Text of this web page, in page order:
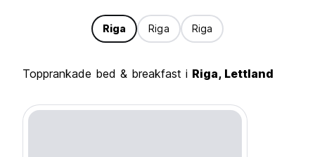
Riga Riga Riga
Topprankade bed & breakfast i Riga, Lettland